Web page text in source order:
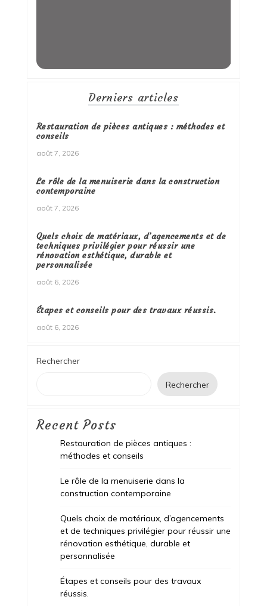
Derniers articles
Restauration de pièces antiques : méthodes et
conseils
août 7, 2026
Le rôle de la menuiserie dans la construction
contemporaine
août 7, 2026
Quels choix de matériaux, d’agencements et de
techniques privilégier pour réussir une
rénovation esthétique, durable et
personnalisée
août 6, 2026
Étapes et conseils pour des travaux réussis.
août 6, 2026
Rechercher
Rechercher
Recent Posts
Restauration de pièces antiques :
méthodes et conseils
Le rôle de la menuiserie dans la
construction contemporaine
Quels choix de matériaux, d’agencements
et de techniques privilégier pour réussir une
rénovation esthétique, durable et
personnalisée
Étapes et conseils pour des travaux
réussis.